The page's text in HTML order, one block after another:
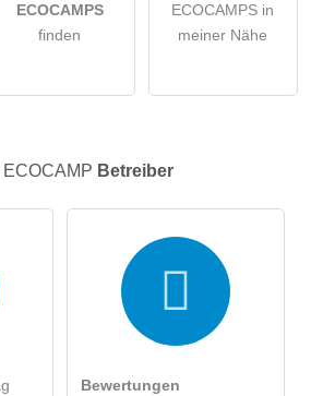
ECOCAMPS
finden
ECOCAMPS in
meiner Nähe
ECOCAMP Betreiber
Bewertungen